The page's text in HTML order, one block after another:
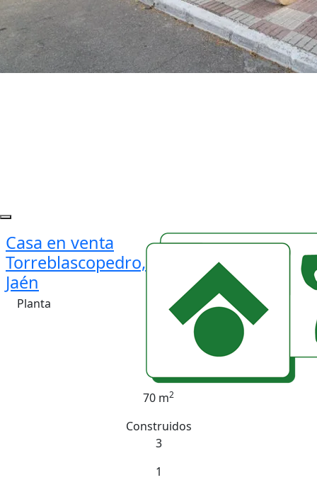
Casa en venta
Torreblascopedro,
Jaén
Planta
70 m2
Construidos
3
1